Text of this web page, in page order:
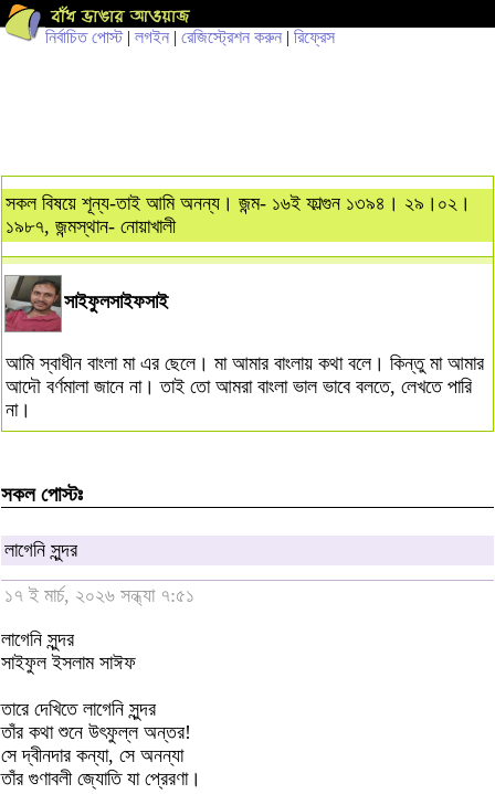
নির্বাচিত পোস্ট| লগইন | রেজিস্ট্রেশন করুন | রিফ্রেস
সকল বিষয়ে শূন্য-তাই আমি অনন্য। জন্ম- ১৬ই ফাল্গুন ১৩৯৪। ২৯।০২।
১৯৮৭, জন্মস্থান- নোয়াখালী
সাইফুলসাইফসাই
আমি স্বাধীন বাংলা মা এর ছেলে। মা আমার বাংলায় কথা বলে। কিন্তু মা আমার
আদৌ বর্ণমালা জানে না। তাই তো আমরা বাংলা ভাল ভাবে বলতে, লেখতে পারি
না।
সকল পোস্টঃ
লাগেনি সুন্দর
১৭ ই মার্চ, ২০২৬ সন্ধ্যা ৭:৫১
লাগেনি সুন্দর
সাইফুল ইসলাম সাঈফ
তারে দেখিতে লাগেনি সুন্দর
তাঁর কথা শুনে উৎফুল্ল অন্তর!
সে দ্বীনদার কন্যা, সে অনন্যা
তাঁর গুণাবলী জ্যোতি যা প্রেরণা।